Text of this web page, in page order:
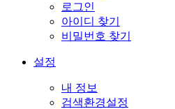
로그인
아이디 찾기
비밀번호 찾기
설정
내 정보
검색환경설정